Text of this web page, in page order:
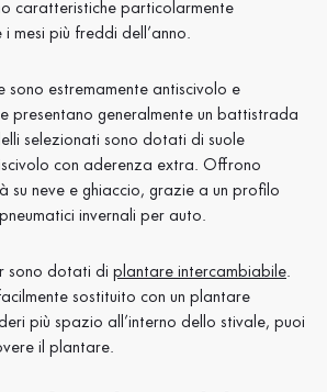
caratteristiche particolarmente
mesi più freddi dell’anno.
sono estremamente antiscivolo e
presentano generalmente un battistrada
selezionati sono dotati di suole
con aderenza extra. Offrono
su neve e ghiaccio, grazie a un profilo
invernali per auto.
sono dotati di plantare intercambiabile.
sostituito con un plantare
più spazio all’interno dello stivale, puoi
il plantare.